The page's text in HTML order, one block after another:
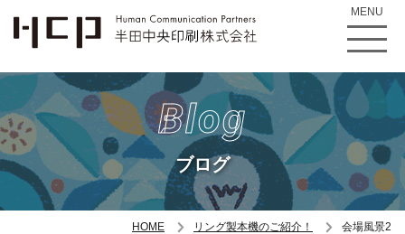
MENU
Blog
ブログ
HOME リング製本機のご紹介！ 会場風景2